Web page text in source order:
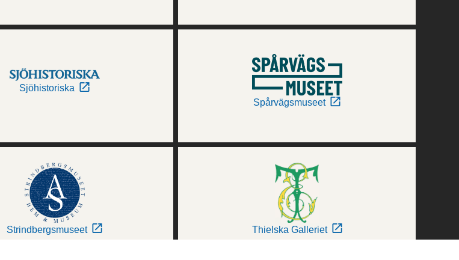
Sjöhistoriska
Spårvägsmuseet
Strindbergsmuseet Thielska Galleriet